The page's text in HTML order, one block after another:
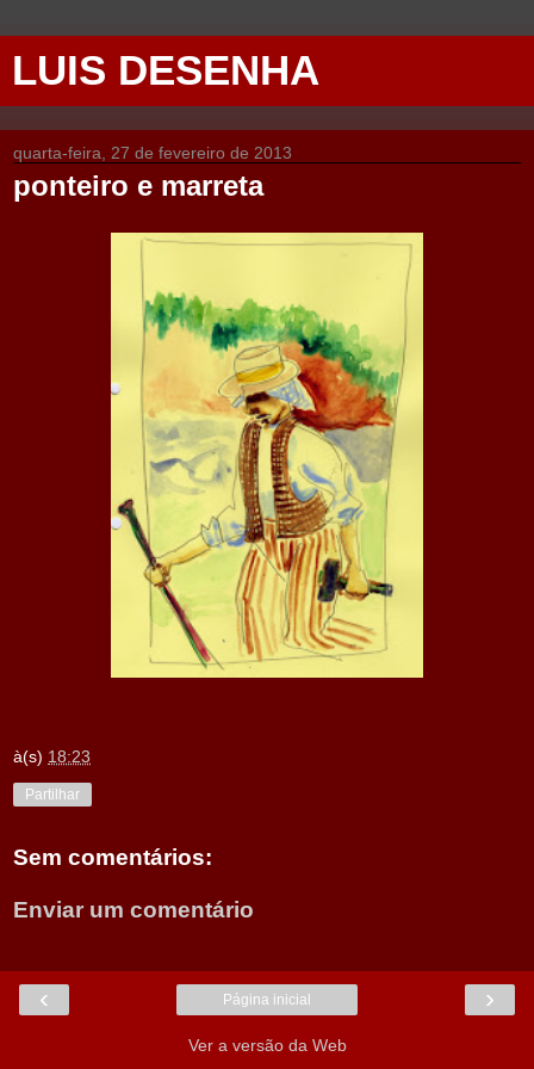
LUIS DESENHA
quarta-feira, 27 de fevereiro de 2013
ponteiro e marreta
à(s) 18:23
Partilhar
Sem comentários:
Enviar um comentário
‹ ›
Página inicial
Ver a versão da Web